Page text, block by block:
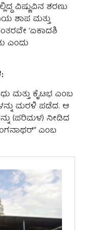
ವಿಷ್ಣುವಿನ ಶರಣು
ಶಾಪ ಮತ್ತು
‘ಏಕಾದಶಿ
ಎಂದು
ಮತ್ತು ಕೈಟಭ ಎಂಬ
ಮರಳಿ ಪಡೆದ. ಆ
(ಪರಿಮಳ) ನೀಡಿದ
ಎಂಬ